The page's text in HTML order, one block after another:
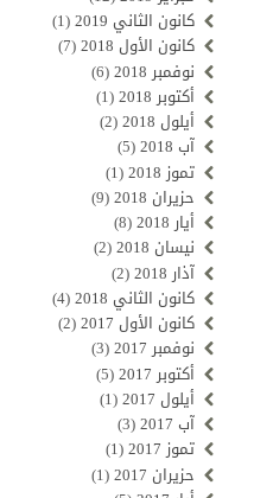
كانون الثاني 2019
(1)
كانون الأول 2018
(7)
نوفمبر 2018
(6)
أكتوبر 2018
(1)
أيلول 2018
(2)
آب 2018
(5)
تموز 2018
(1)
حزيران 2018
(9)
أيار 2018
(8)
نيسان 2018
(2)
آذار 2018
(2)
كانون الثاني 2018
(4)
كانون الأول 2017
(2)
نوفمبر 2017
(3)
أكتوبر 2017
(5)
أيلول 2017
(1)
آب 2017
(3)
تموز 2017
(1)
حزيران 2017
(1)